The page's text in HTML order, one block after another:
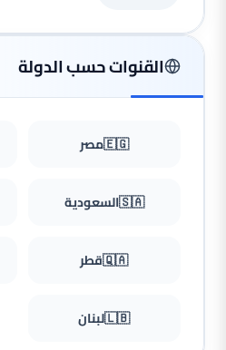
القنوات حسب الدولة
🇪🇬مصر
🇸🇦السعودية
🇶🇦قطر
🇱🇧لبنان